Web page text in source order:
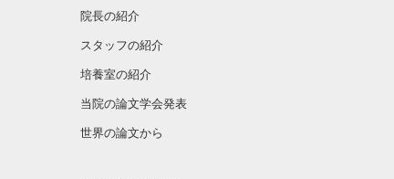
院長の紹介
スタッフの紹介
培養室の紹介
当院の論文学会発表
世界の論文から